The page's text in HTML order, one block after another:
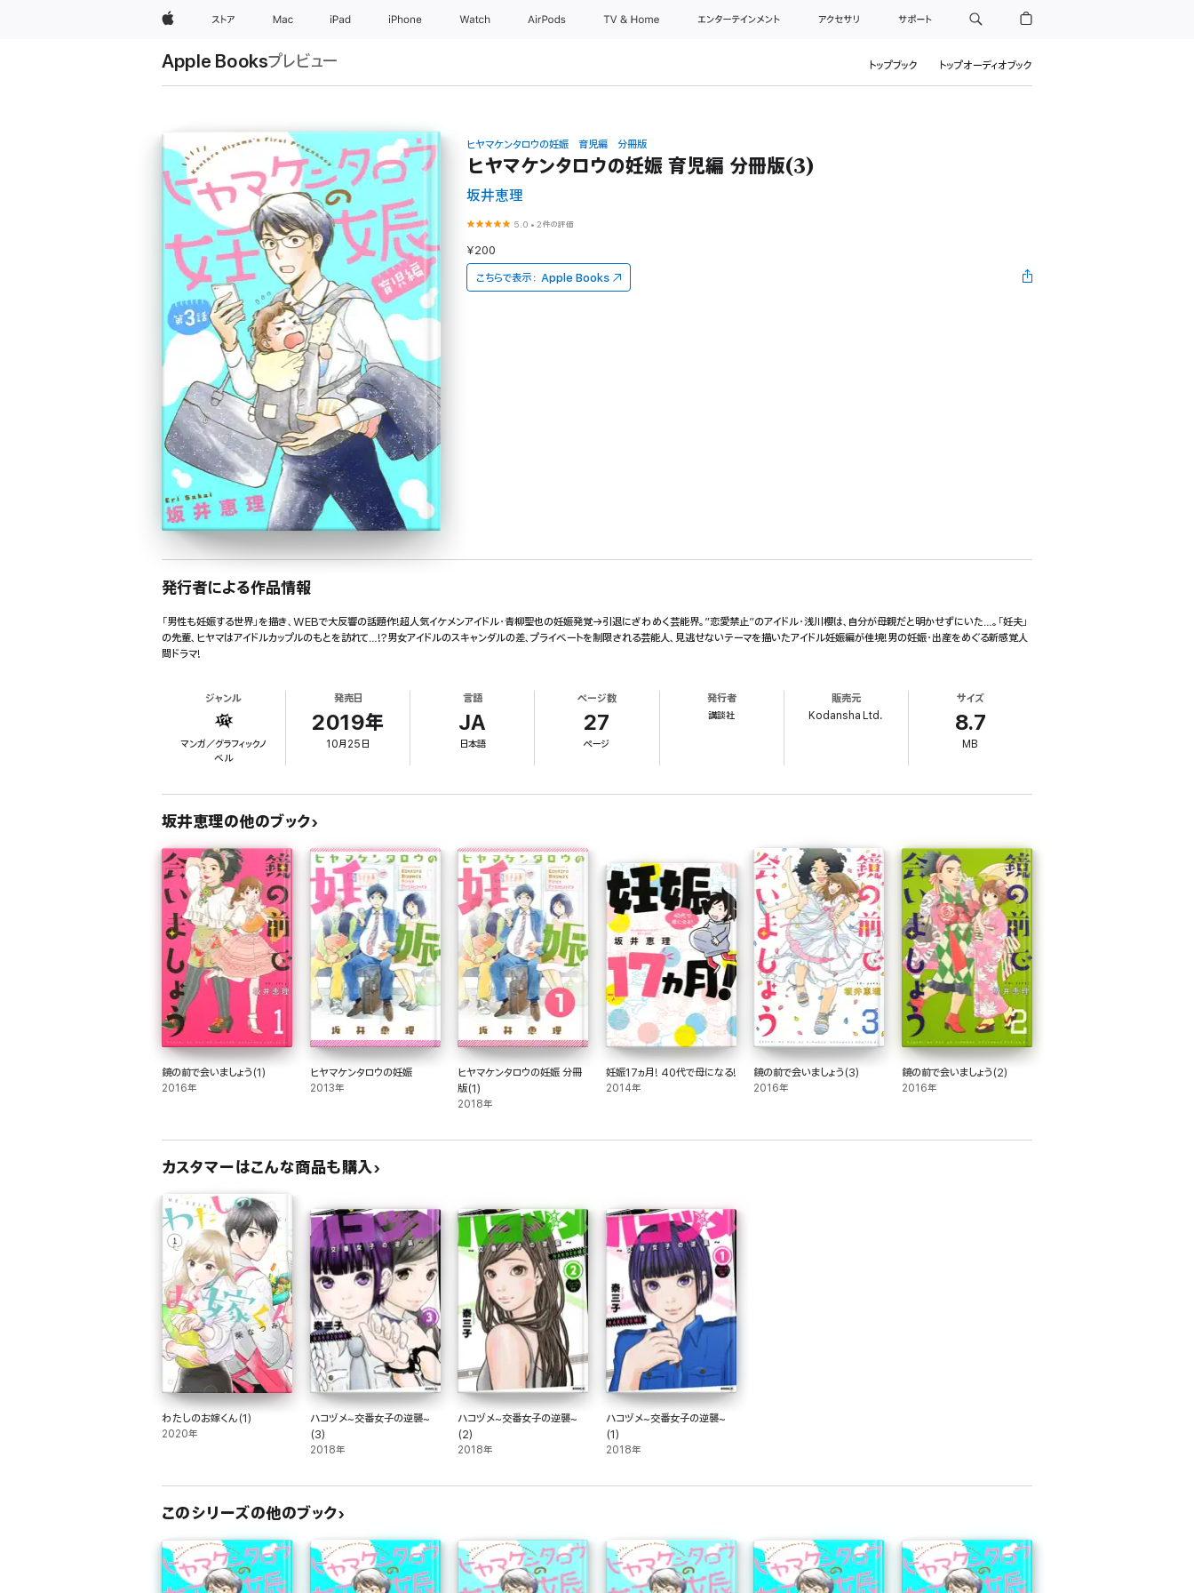
Appleストア Mac iPad iPhone Watch AirPods TV & Home エンターテインメント アクセサリ サポート
Apple Booksプレビュー トップブック トップオーディオブック
ヒヤマケンタロウの妊娠 育児編 分冊版
ヒヤマケンタロウの妊娠 育児編 分冊版(3)
坂井恵理
5.0 •2件の評価
¥200
こちらで表示： Apple Books
発行者による作品情報
「男性も妊娠する世界」を描き、WEBで大反響の話題作!超人気イケメンアイドル・青柳聖也の妊娠発覚→引退にざわめく芸能界。”恋愛禁止”のアイドル・浅川櫻は、自分が母親だと明かせずにいた…。「妊夫」
の先輩、ヒヤマはアイドルカップルのもとを訪れて…!?男女アイドルのスキャンダルの差、プライベートを制限される芸能人、見逃せないテーマを描いたアイドル妊娠編が佳境!男の妊娠・出産をめぐる新感覚人
間ドラマ!
ジャンル
マンガ／グラフィックノ
ベル
発売日
2019年
10月25日
言語
JA
日本語
ページ数
27
ページ
発行者
講談社
販売元
Kodansha Ltd.
サイズ
8.7
MB
坂井恵理の他のブック
鏡の前で会いましょう(1)
2016年
ヒヤマケンタロウの妊娠
2013年
ヒヤマケンタロウの妊娠 分冊
版(1)
2018年
妊娠17ヵ月! 40代で母になる!
2014年
鏡の前で会いましょう(3)
2016年
鏡の前で会いましょう(2)
2016年
カスタマーはこんな商品も購入
わたしのお嫁くん(1)
2020年
ハコヅメ~交番女子の逆襲~
(3)
2018年
ハコヅメ~交番女子の逆襲~
(2)
2018年
ハコヅメ~交番女子の逆襲~
(1)
2018年
このシリーズの他のブック